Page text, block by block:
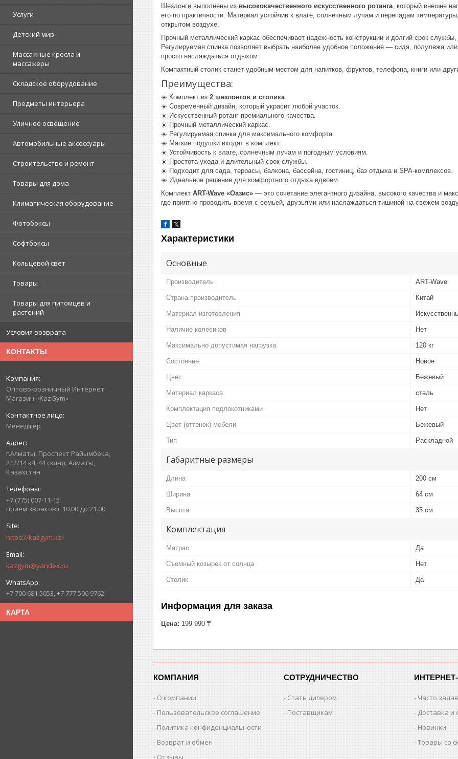
Услуги
Детский мир
Массажные кресла и
массажеры
Складское оборудование
Предметы интерьера
Уличное освещение
Автомобильные аксессуары
Строительство и ремонт
Товары для дома
Климатическая оборудование
Фотобоксы
Софтбоксы
Кольцевой свет
Товары
Товары для питомцев и
растений
Условия возврата
КОНТАКТЫ
Оптово-розничный Интернет
Магазин «KazGym»
Менеджер
г.Алматы, Проспект Райымбека,
212/14 к4, 44 склад, Алматы,
Казахстан
+7 (775) 007-11-15
прием звонков с 10.00 до 21.00
https://kazgym.kz/
kazgym@yandex.ru
+7 700 681 5053, +7 777 506 9762
КАРТА
Шезлонги выполнены из высококачественного искусственного ротанга , который внешне
его по практичности. Материал устойчив к влаге, солнечным лучам и перепадам
открытом воздухе.
Прочный металлический каркас обеспечивает надежность конструкции и долгий срок
Регулируемая спинка позволяет выбрать наиболее удобное положение — сидя, полулежа
просто наслаждаться отдыхом.
Компактный столик станет удобным местом для напитков, фруктов, телефона, книги или
Преимущества:
☀️ Комплект из 2 шезлонгов и столика
☀️ Современный дизайн, который украсит любой участок.
☀️ Искусственный ротанг премиального качества.
☀️ Прочный металлический каркас.
☀️ Регулируемая спинка для максимального комфорта.
☀️ Мягкие подушки входят в комплект.
☀️ Устойчивость к влаге, солнечным лучам и погодным условиям.
☀️ Простота ухода и длительный срок службы.
☀️ Подходит для сада, террасы, балкона, бассейна, гостиниц, баз отдыха и SPA-комплексов.
☀️ Идеальное решение для комфортного отдыха вдвоем.
Комплект ART-Wave «Оазис» — это сочетание элегантного дизайна, высокого качества и
где приятно проводить время с семьей, друзьями или наслаждаться тишиной на свежем
Характеристики
Основные
Производитель ART-Wave
Страна производитель Китай
Материал изготовления
Наличие колесиков Нет
Максимально допустимая нагрузка 120 кг
Состояние Новое
Цвет Бежевый
Материал каркаса сталь
Комплектация подлокотниками Нет
Цвет (оттенок) мебели Бежевый
Тип Раскладной
Габаритные размеры
Длина 200 см
Ширина 64 см
Высота 35 см
Комплектация
Матрас Да
Съемный козырек от солнца Нет
Столик Да
Информация для заказа
Цена: 199 990 ₸
КОМПАНИЯ
О компании
Пользовательское соглашение
Политика конфиденциальности
Возврат и обмен
Отзывы
СОТРУДНИЧЕСТВО
Стать дилером
Поставщикам
Часто
Доставка и
Новинки
Товары со